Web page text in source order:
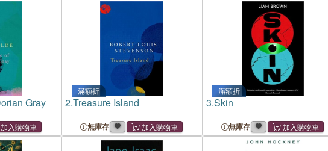
Gray
滿額折
2.Treasure Island
無庫存
滿額折
3.Skin
無庫存